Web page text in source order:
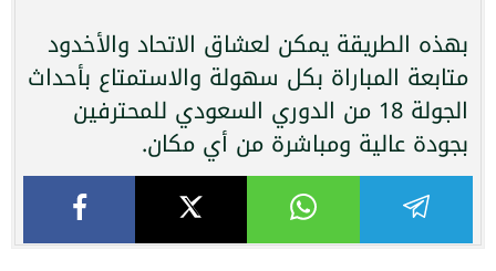
بهذه الطريقة يمكن لعشاق الاتحاد والأخدود
متابعة المباراة بكل سهولة والاستمتاع بأحداث
الجولة 18 من الدوري السعودي للمحترفين
بجودة عالية ومباشرة من أي مكان.